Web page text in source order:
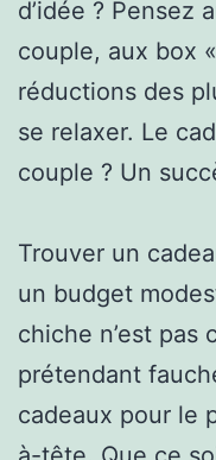
d’idée ? Pensez
couple, aux box
réductions des
se relaxer. Le
couple ? Un
Trouver un
un budget
chiche n’est pas
prétendant
cadeaux pour le